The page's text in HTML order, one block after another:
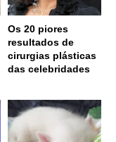
Os 20 piores
resultados de
cirurgias plásticas
das celebridades